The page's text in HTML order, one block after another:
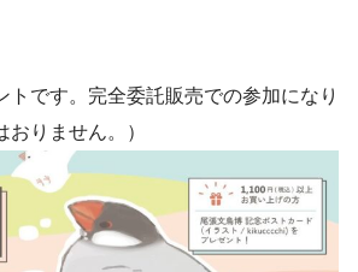
トです。完全委託販売での参加になり
おりません。）